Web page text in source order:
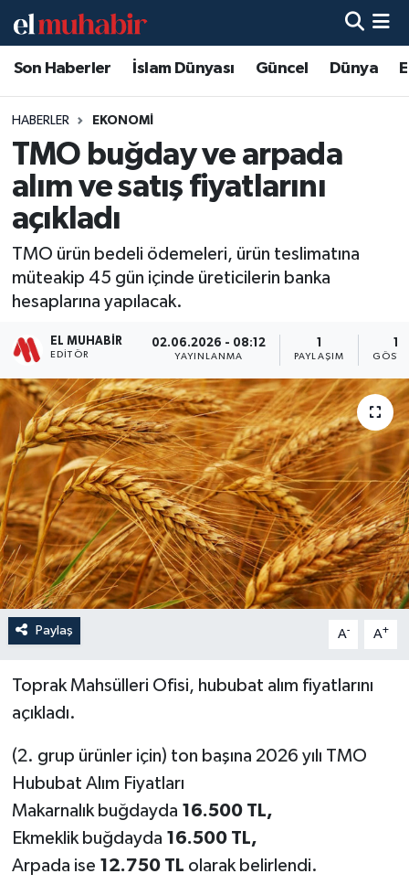
Son Haberler İslam Dünyası Güncel Dünya
HABERLER EKONOMI
TMO buğday ve arpada
alım ve satış fiyatlarını
açıkladı
TMO ürün bedeli ödemeleri, ürün teslimatına
müteakip 45 gün içinde üreticilerin banka
hesaplarına yapılacak.
EL MUHABIR
EDITÖR
02.06.2026 - 08:12
YAYINLANMA PAYLAŞIM
Paylaş A- A+
Toprak Mahsülleri Ofisi, hububat alım fiyatlarını
açıkladı.
(2. grup ürünler için) ton başına 2026 yılı TMO
Hububat Alım Fiyatları
Makarnalık buğdayda 16.500 TL,
Ekmeklik buğdayda 16.500 TL,
Arpada ise 12.750 TL olarak belirlendi.
Hava Durumu
Trafik Durumu
Süper Lig Puan Durumu ve Fikstür
Tüm Manşetler
Son Dakika Haberleri
Haber Arşivi